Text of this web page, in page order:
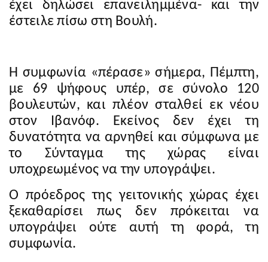
έχει δηλώσει επανειλημμένα- και την
έστειλε πίσω στη Βουλή.
Η συμφωνία «πέρασε» σήμερα, Πέμπτη,
με 69 ψήφους υπέρ, σε σύνολο 120
βουλευτών, και πλέον σταλθεί εκ νέου
στον Ιβανόφ. Εκείνος δεν έχει τη
δυνατότητα να αρνηθεί και σύμφωνα με
το Σύνταγμα της χώρας είναι
υποχρεωμένος να την υπογράψει.
Ο πρόεδρος της γειτονικής χώρας έχει
ξεκαθαρίσει πως δεν πρόκειται να
υπογράψει ούτε αυτή τη φορά, τη
συμφωνία.